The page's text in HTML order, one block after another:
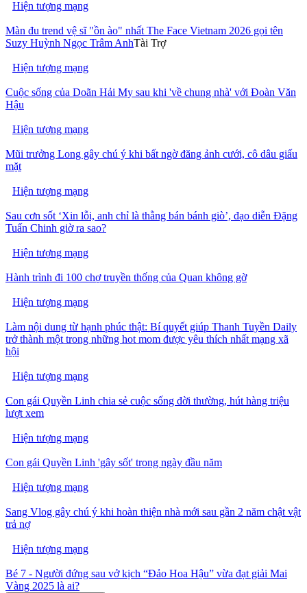
Hiện tượng mạng
Màn đu trend vệ sĩ "ồn ào" nhất The Face Vietnam 2026 gọi tên
Suzy Huỳnh Ngọc Trâm AnhTài Trợ
Hiện tượng mạng
Cuộc sống của Doãn Hải My sau khi 'về chung nhà' với Đoàn Văn
Hậu
Hiện tượng mạng
Mũi trưởng Long gây chú ý khi bất ngờ đăng ảnh cưới, cô dâu giấu
mặt
Hiện tượng mạng
Sau cơn sốt ‘Xin lỗi, anh chỉ là thằng bán bánh giò’, đạo diễn Đặng
Tuấn Chinh giờ ra sao?
Hiện tượng mạng
Hành trình đi 100 chợ truyền thống của Quan không gờ
Hiện tượng mạng
Làm nội dung từ hạnh phúc thật: Bí quyết giúp Thanh Tuyền Daily
trở thành một trong những hot mom được yêu thích nhất mạng xã
hội
Hiện tượng mạng
Con gái Quyền Linh chia sẻ cuộc sống đời thường, hút hàng triệu
lượt xem
Hiện tượng mạng
Con gái Quyền Linh 'gây sốt' trong ngày đầu năm
Hiện tượng mạng
Sang Vlog gây chú ý khi hoàn thiện nhà mới sau gần 2 năm chật vật
trả nợ
Hiện tượng mạng
Bé 7 - Người đứng sau vở kịch “Đảo Hoa Hậu” vừa đạt giải Mai
Vàng 2025 là ai?